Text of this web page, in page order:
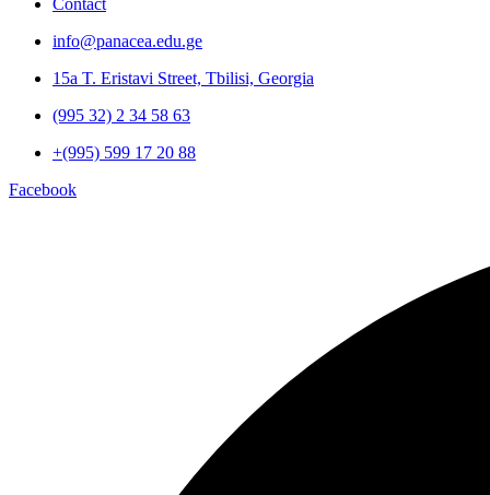
info@panacea.edu.ge
15a T. Eristavi Street, Tbilisi, Georgia
(995 32) 2 34 58 63
+(995) 599 17 20 88
Facebook